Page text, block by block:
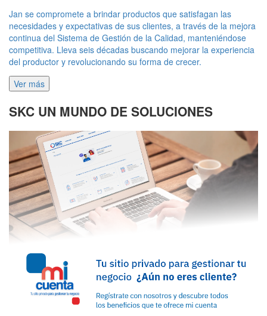
Jan se compromete a brindar productos que satisfagan las
necesidades y expectativas de sus clientes, a través de la mejora
continua del Sistema de Gestión de la Calidad, manteniéndose
competitiva. Lleva seis décadas buscando mejorar la experiencia
del productor y revolucionando su forma de crecer.
Ver más
SKC UN MUNDO DE SOLUCIONES